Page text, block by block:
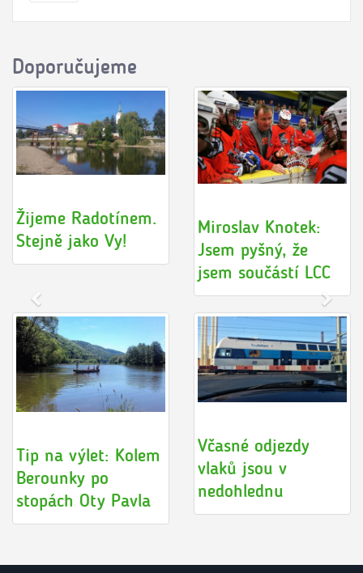
Doporučujeme
Žijeme Radotínem.
Stejně jako Vy!
Miroslav Knotek:
Jsem pyšný, že
jsem součástí LCC
Tip na výlet: Kolem
Berounky po
stopách Oty Pavla
Včasné odjezdy
vlaků jsou v
nedohlednu